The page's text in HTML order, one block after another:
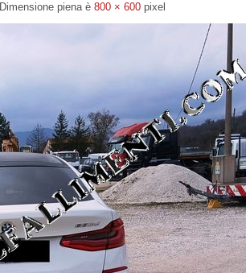
Dimensione piena è 800 × 600pixel